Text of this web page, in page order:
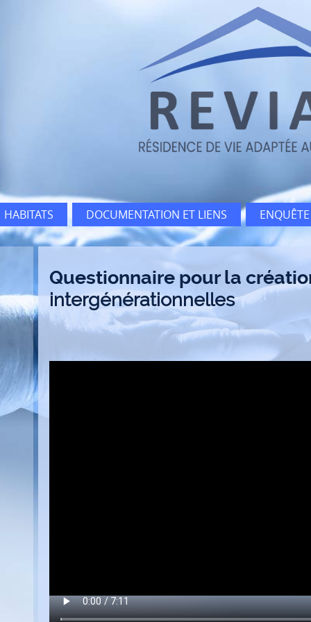
HABITATS DOCUMENTATION ET LIENS
Questionnaire pour la
intergénérationnelles